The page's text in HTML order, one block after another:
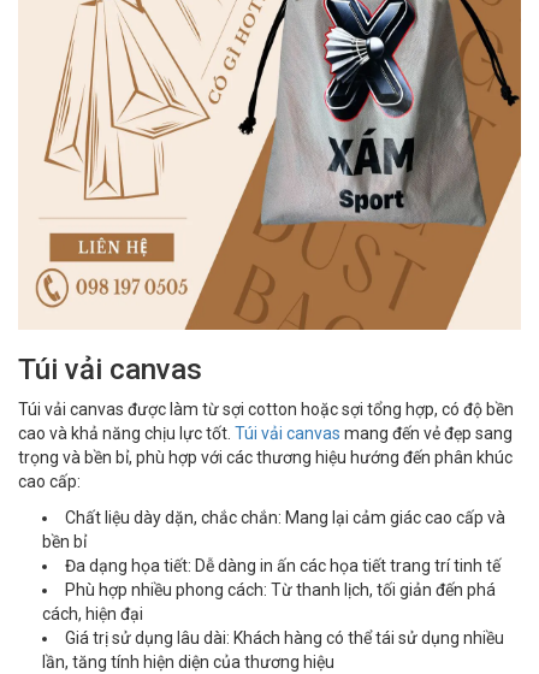
Túi vải canvas
Túi vải canvas được làm từ sợi cotton hoặc sợi tổng hợp, có độ bền
cao và khả năng chịu lực tốt. Túi vải canvas mang đến vẻ đẹp sang
trọng và bền bỉ, phù hợp với các thương hiệu hướng đến phân khúc
cao cấp:
Chất liệu dày dặn, chắc chắn: Mang lại cảm giác cao cấp và
bền bỉ
Đa dạng họa tiết: Dễ dàng in ấn các họa tiết trang trí tinh tế
Phù hợp nhiều phong cách: Từ thanh lịch, tối giản đến phá
cách, hiện đại
Giá trị sử dụng lâu dài: Khách hàng có thể tái sử dụng nhiều
lần, tăng tính hiện diện của thương hiệu